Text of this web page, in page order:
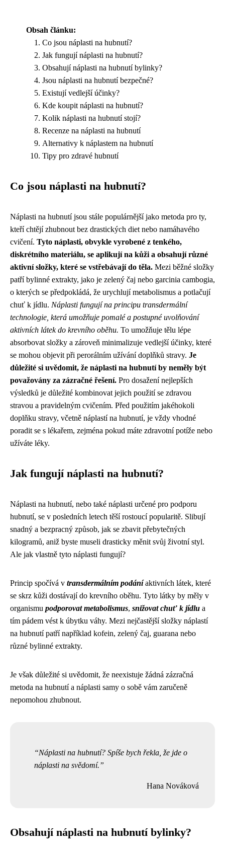
Obsah článku:
Co jsou náplasti na hubnutí?
Jak fungují náplasti na hubnutí?
Obsahují náplasti na hubnutí bylinky?
Jsou náplasti na hubnutí bezpečné?
Existují vedlejší účinky?
Kde koupit náplasti na hubnutí?
Kolik náplasti na hubnutí stojí?
Recenze na náplasti na hubnutí
Alternativy k náplastem na hubnutí
Tipy pro zdravé hubnutí
Co jsou náplasti na hubnutí?
Náplasti na hubnutí jsou stále populárnější jako metoda pro ty,
kteří chtějí zhubnout bez drastických diet nebo namáhavého
cvičení. Tyto náplasti, obvykle vyrobené z tenkého,
diskrétního materiálu, se aplikují na kůži a obsahují různé
aktivní složky, které se vstřebávají do těla. Mezi běžné složky
patří bylinné extrakty, jako je zelený čaj nebo garcinia cambogia,
o kterých se předpokládá, že urychlují metabolismus a potlačují
chuť k jídlu. Náplasti fungují na principu transdermální
technologie, která umožňuje pomalé a postupné uvolňování
aktivních látek do krevního oběhu. To umožňuje tělu lépe
absorbovat složky a zároveň minimalizuje vedlejší účinky, které
se mohou objevit při perorálním užívání doplňků stravy. Je
důležité si uvědomit, že náplasti na hubnutí by neměly být
považovány za zázračné řešení. Pro dosažení nejlepších
výsledků je důležité kombinovat jejich použití se zdravou
stravou a pravidelným cvičením. Před použitím jakéhokoli
doplňku stravy, včetně náplastí na hubnutí, je vždy vhodné
poradit se s lékařem, zejména pokud máte zdravotní potíže nebo
užíváte léky.
Jak fungují náplasti na hubnutí?
Náplasti na hubnutí, nebo také náplasti určené pro podporu
hubnutí, se v posledních letech těší rostoucí popularitě. Slibují
snadný a bezpracný způsob, jak se zbavit přebytečných
kilogramů, aniž byste museli drasticky měnit svůj životní styl.
Ale jak vlastně tyto náplasti fungují?
Princip spočívá v transdermálním podáníaktivních látek, které
se skrz kůži dostávají do krevního oběhu. Tyto látky by měly v
organismu podporovat metabolismus, snižovat chuť k jídlu a
tím pádem vést k úbytku váhy. Mezi nejčastější složky náplastí
na hubnutí patří například kofein, zelený čaj, guarana nebo
různé bylinné extrakty.
Je však důležité si uvědomit, že neexistuje žádná zázračná
metoda na hubnutí a náplasti samy o sobě vám zaručeně
nepomohou zhubnout.
Náplasti na hubnutí? Spíše bych řekla, že jde o
náplasti na svědomí.
Hana Nováková
Obsahují náplasti na hubnutí bylinky?